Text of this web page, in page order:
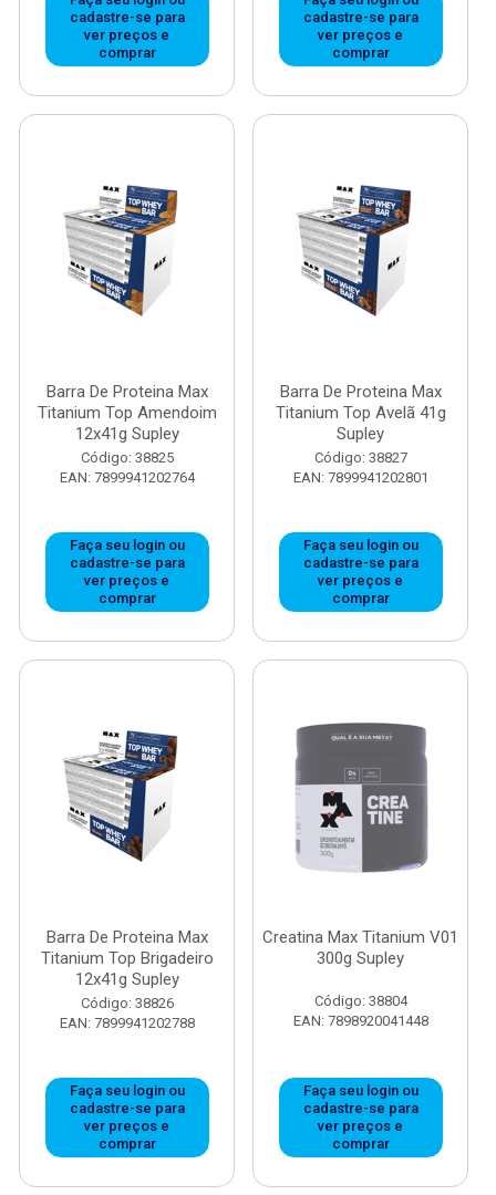
cadastre-se para
ver preços e
comprar
cadastre-se para
ver preços e
comprar
Barra De Proteina Max
Titanium Top Amendoim
12x41g Supley
Código: 38825
EAN: 7899941202764
Faça seu login ou
cadastre-se para
ver preços e
comprar
Barra De Proteina Max
Titanium Top Avelã 41g
Supley
Código: 38827
EAN: 7899941202801
Faça seu login ou
cadastre-se para
ver preços e
comprar
Barra De Proteina Max
Titanium Top Brigadeiro
12x41g Supley
Código: 38826
EAN: 7899941202788
Faça seu login ou
cadastre-se para
ver preços e
comprar
Creatina Max Titanium V01
300g Supley
Código: 38804
EAN: 7898920041448
Faça seu login ou
cadastre-se para
ver preços e
comprar